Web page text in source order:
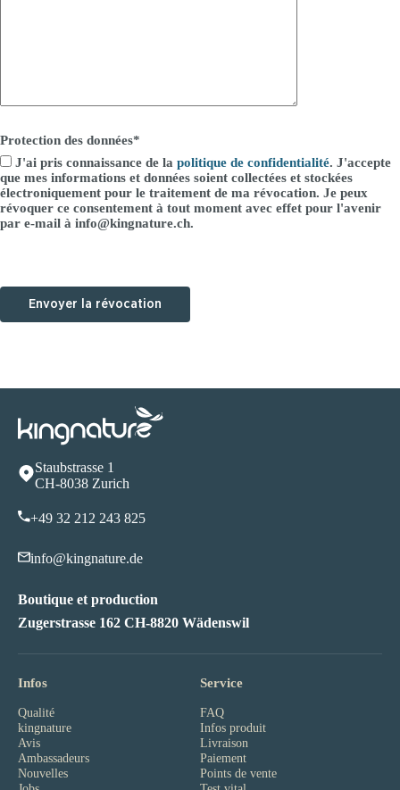
Protection des données*
J'ai pris connaissance de la politique de confidentialité. J'accepte
que mes informations et données soient collectées et stockées
électroniquement pour le traitement de ma révocation. Je peux
révoquer ce consentement à tout moment avec effet pour l'avenir
par e-mail à info@kingnature.ch.
Staubstrasse 1
CH-8038 Zurich
+49 32 212 243 825
info@kingnature.de
Boutique et production
Zugerstrasse 162 CH-8820 Wädenswil
Infos
Qualité
kingnature
Avis
Ambassadeurs
Nouvelles
Service
FAQ
Infos produit
Livraison
Paiement
Points de vente